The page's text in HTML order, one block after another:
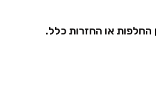
החלפות או החזרות כלל.